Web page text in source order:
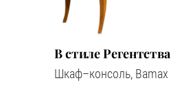
В стиле Регентства
Шкаф–консоль, Bamax